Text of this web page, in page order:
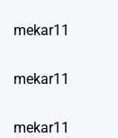
mekar11
mekar11
mekar11